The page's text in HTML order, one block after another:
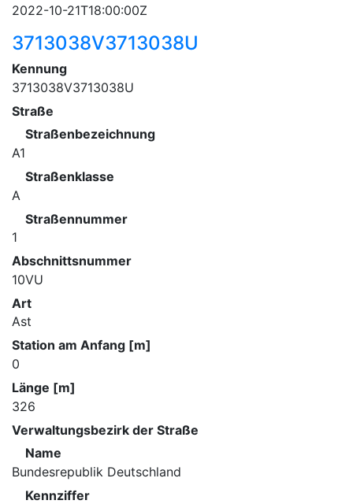
2022-10-21T18:00:00Z
3713038V3713038U
Kennung
3713038V3713038U
Straße
Straßenbezeichnung
A1
Straßenklasse
A
Straßennummer
1
Abschnittsnummer
10VU
Art
Ast
Station am Anfang [m]
0
Länge [m]
326
Verwaltungsbezirk der Straße
Name
Bundesrepublik Deutschland
Kennziffer